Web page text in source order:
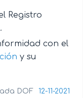
Registro
con el
y su
DOF 12-11-2021